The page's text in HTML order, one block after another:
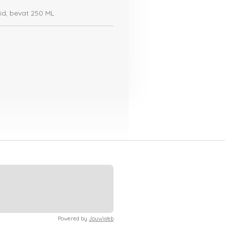
bevat 250 ML
Powered by JouwWeb